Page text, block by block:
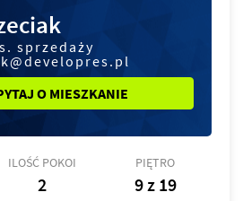
sprzedaży
O MIESZKANIE
ILOŚĆ POKOI
2
PIĘTRO
9 z 19